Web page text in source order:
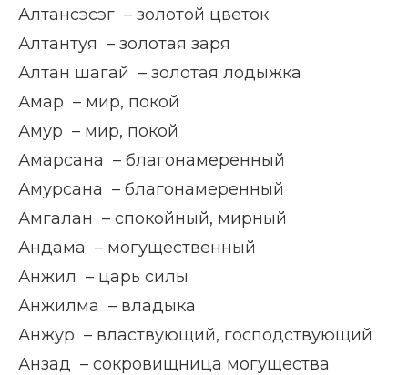
Алтансэсэг – золотой цветок
Алтантуя – золотая заря
Алтан шагай – золотая лодыжка
Амар – мир, покой
Амур – мир, покой
Амарсана – благонамеренный
Амурсана – благонамеренный
Амгалан – спокойный, мирный
Андама – могущественный
Анжил – царь силы
Анжилма – владыка
Анжур – властвующий, господствующий
Анзад – сокровищница могущества